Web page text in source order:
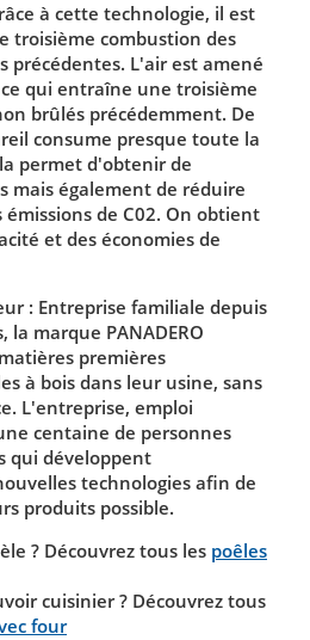
à cette technologie, il est
troisième combustion des
précédentes. L'air est amené
qui entraîne une troisième
brûlés précédemment. De
consume presque toute la
permet d'obtenir de
mais également de réduire
de C02. On obtient
et des économies de
: Entreprise familiale depuis
la marque PANADERO
premières
à bois dans leur usine, sans
L'entreprise, emploi
centaine de personnes
qui développent
technologies afin de
produits possible.
? Découvrez tous les poêles
cuisinier ? Découvrez tous
four